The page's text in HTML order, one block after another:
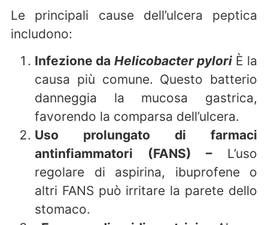
Le principali cause dell’ulcera peptica
includono:
Infezione da Helicobacter pylori È la
causa più comune. Questo batterio
danneggia la mucosa gastrica,
favorendo la comparsa dell’ulcera.
Uso prolungato di farmaci
antinfiammatori (FANS) – L’uso
regolare di aspirina, ibuprofene o
altri FANS può irritare la parete dello
stomaco.